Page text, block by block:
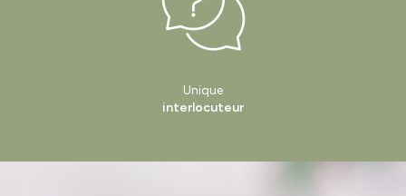
Unique
interlocuteur